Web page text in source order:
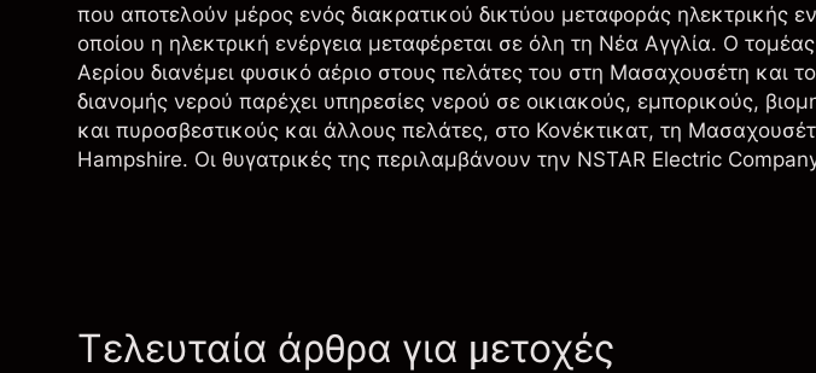
που αποτελούν μέρος ενός διακρατικού δικτύου μεταφοράς ηλεκτρικής
οποίου η ηλεκτρική ενέργεια μεταφέρεται σε όλη τη Νέα Αγγλία. Ο
Αερίου διανέμει φυσικό αέριο στους πελάτες του στη Μασαχουσέτη και
διανομής νερού παρέχει υπηρεσίες νερού σε οικιακούς, εμπορικούς,
και πυροσβεστικούς και άλλους πελάτες, στο Κονέκτικατ, τη
Hampshire. Οι θυγατρικές της περιλαμβάνουν την NSTAR Electric
Τελευταία άρθρα για μετοχές